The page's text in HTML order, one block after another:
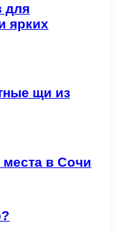
для
ярких
щи из
в Сочи